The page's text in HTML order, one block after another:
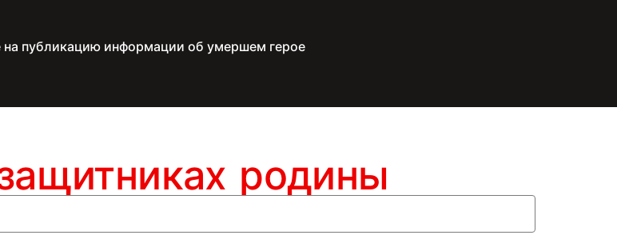
на публикацию информации об умершем герое
родины